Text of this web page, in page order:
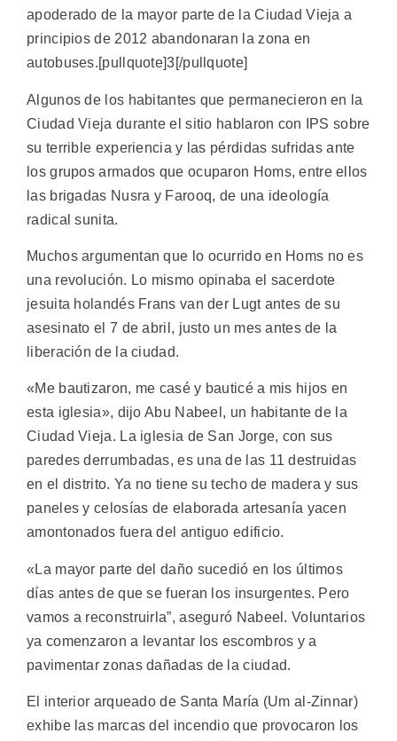
apoderado de la mayor parte de la Ciudad Vieja a
principios de 2012 abandonaran la zona en
autobuses.[pullquote]3[/pullquote]
Algunos de los habitantes que permanecieron en la
Ciudad Vieja durante el sitio hablaron con IPS sobre
su terrible experiencia y las pérdidas sufridas ante
los grupos armados que ocuparon Homs, entre ellos
las brigadas Nusra y Farooq, de una ideología
radical sunita.
Muchos argumentan que lo ocurrido en Homs no es
una revolución. Lo mismo opinaba el sacerdote
jesuita holandés Frans van der Lugt antes de su
asesinato el 7 de abril, justo un mes antes de la
liberación de la ciudad.
«Me bautizaron, me casé y bauticé a mis hijos en
esta iglesia», dijo Abu Nabeel, un habitante de la
Ciudad Vieja. La iglesia de San Jorge, con sus
paredes derrumbadas, es una de las 11 destruidas
en el distrito. Ya no tiene su techo de madera y sus
paneles y celosías de elaborada artesanía yacen
amontonados fuera del antiguo edificio.
«La mayor parte del daño sucedió en los últimos
días antes de que se fueran los insurgentes. Pero
vamos a reconstruirla”, aseguró Nabeel. Voluntarios
ya comenzaron a levantar los escombros y a
pavimentar zonas dañadas de la ciudad.
El interior arqueado de Santa María (Um al-Zinnar)
exhibe las marcas del incendio que provocaron los